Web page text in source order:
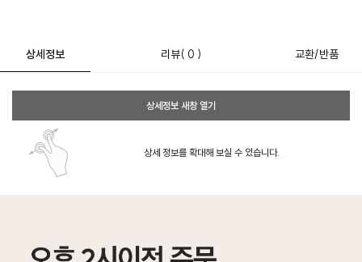
상세정보 리뷰( 0 ) 교환/반품
상세정보 새창 열기
상세 정보를 확대해 보실 수 있습니다.